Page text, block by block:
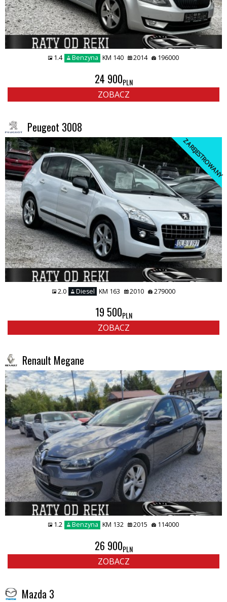
1.4 Benzyna KM 140 2014 196000
24 900PLN
ZOBACZ
Peugeot 3008
ZAREJESTROWANY
2.0 Diesel KM 163 2010 279000
19 500PLN
ZOBACZ
Renault Megane
1.2 Benzyna KM 132 2015 114000
26 900PLN
ZOBACZ
Mazda 3